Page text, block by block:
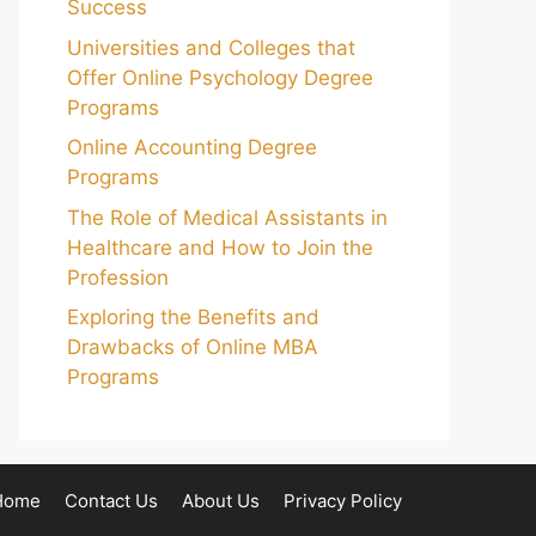
Success
Universities and Colleges that
Offer Online Psychology Degree
Programs
Online Accounting Degree
Programs
The Role of Medical Assistants in
Healthcare and How to Join the
Profession
Exploring the Benefits and
Drawbacks of Online MBA
Programs
Contact Us About Us Privacy Policy